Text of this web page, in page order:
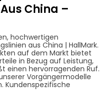
China –
hochwertigen
aus China | HallMark.
auf dem Markt bietet
in Bezug auf Leistung,
einen hervorragenden Ruf.
Vorgängermodelle
Kundenspezifische